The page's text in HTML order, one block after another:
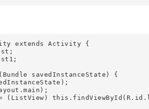
extends Activity {
savedInstanceState) {
(ListView)